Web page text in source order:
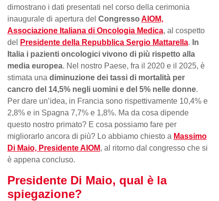
dimostrano i dati presentati nel corso della cerimonia
inaugurale di apertura del Congresso AIOM,
Associazione Italiana di Oncologia Medica, al cospetto
del
Presidente della Repubblica Sergio Mattarella. In
Italia i pazienti oncologici vivono di più rispetto alla
media europea. Nel nostro Paese, fra il 2020 e il 2025, è
stimata una diminuzione dei tassi di mortalità per
cancro del 14,5% negli uomini e del 5% nelle donne.
Per dare un’idea, in Francia sono rispettivamente 10,4% e
2,8% e in Spagna 7,7% e 1,8%. Ma da cosa dipende
questo nostro primato? E cosa possiamo fare per
migliorarlo ancora di più? Lo abbiamo chiesto a Massimo
Di Maio, Presidente AIOM, al ritorno dal congresso che si
è appena concluso.
Presidente Di Maio, qual è la
spiegazione?